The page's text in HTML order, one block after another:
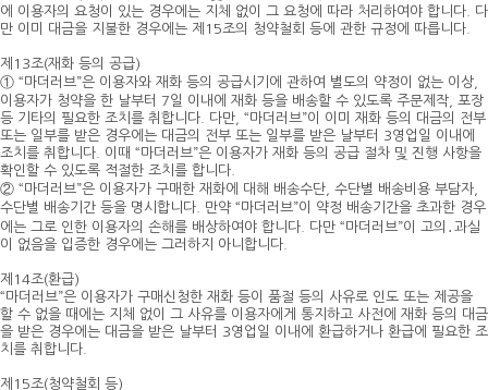
에 이용자의 요청이 있는 경우에는 지체 없이 그 요청에 따라 처리하여야 합니다. 다
만 이미 대금을 지불한 경우에는 제15조의 청약철회 등에 관한 규정에 따릅니다.
제13조(재화 등의 공급)
① “마더러브”은 이용자와 재화 등의 공급시기에 관하여 별도의 약정이 없는 이상,
이용자가 청약을 한 날부터 7일 이내에 재화 등을 배송할 수 있도록 주문제작, 포장
등 기타의 필요한 조치를 취합니다. 다만, “마더러브”이 이미 재화 등의 대금의 전부
또는 일부를 받은 경우에는 대금의 전부 또는 일부를 받은 날부터 3영업일 이내에
조치를 취합니다. 이때 “마더러브”은 이용자가 재화 등의 공급 절차 및 진행 사항을
확인할 수 있도록 적절한 조치를 합니다.
② “마더러브”은 이용자가 구매한 재화에 대해 배송수단, 수단별 배송비용 부담자,
수단별 배송기간 등을 명시합니다. 만약 “마더러브”이 약정 배송기간을 초과한 경우
에는 그로 인한 이용자의 손해를 배상하여야 합니다. 다만 “마더러브”이 고의․과실
이 없음을 입증한 경우에는 그러하지 아니합니다.
제14조(환급)
“마더러브”은 이용자가 구매신청한 재화 등이 품절 등의 사유로 인도 또는 제공을
할 수 없을 때에는 지체 없이 그 사유를 이용자에게 통지하고 사전에 재화 등의 대금
을 받은 경우에는 대금을 받은 날부터 3영업일 이내에 환급하거나 환급에 필요한 조
치를 취합니다.
제15조(청약철회 등)